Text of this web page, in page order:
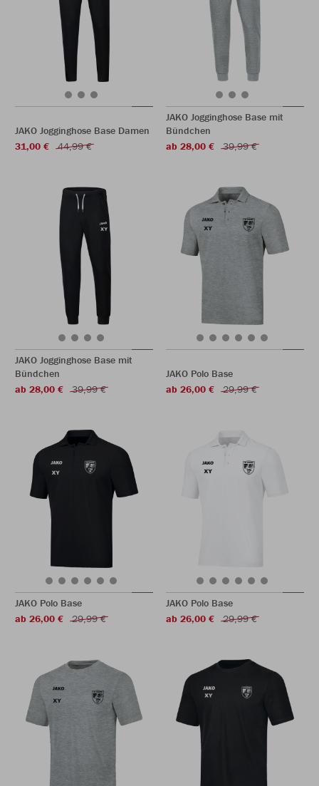
JAKO Jogginghose Base Damen
31,00 €
44,99 €
JAKO Jogginghose Base mit
Bündchen
ab 28,00 €
39,99 €
JAKO Jogginghose Base mit
Bündchen
ab 28,00 €
39,99 €
JAKO Polo Base
ab 26,00 €
29,99 €
JAKO Polo Base
ab 26,00 €
29,99 €
JAKO Polo Base
ab 26,00 €
29,99 €